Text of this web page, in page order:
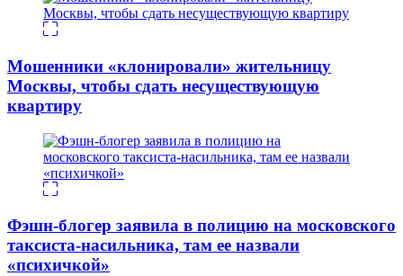
Мошенники «клонировали» жительницу
Москвы, чтобы сдать несуществующую
квартиру
Фэшн-блогер заявила в полицию на московского
таксиста-насильника, там ее назвали
«психичкой»